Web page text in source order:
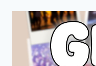
SERIE
TV
AL